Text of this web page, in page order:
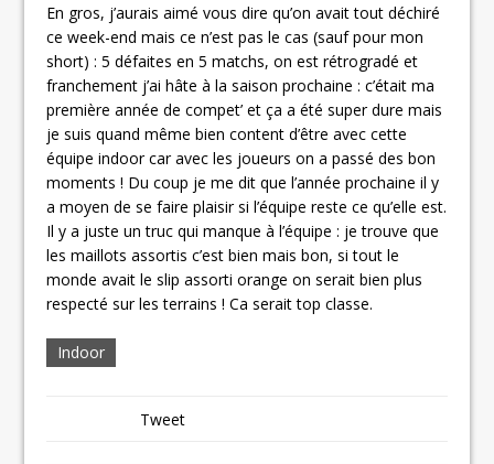
En gros, j’aurais aimé vous dire qu’on avait tout déchiré
ce week-end mais ce n’est pas le cas (sauf pour mon
short) : 5 défaites en 5 matchs, on est rétrogradé et
franchement j’ai hâte à la saison prochaine : c’était ma
première année de compet’ et ça a été super dure mais
je suis quand même bien content d’être avec cette
équipe indoor car avec les joueurs on a passé des bon
moments ! Du coup je me dit que l’année prochaine il y
a moyen de se faire plaisir si l’équipe reste ce qu’elle est.
Il y a juste un truc qui manque à l’équipe : je trouve que
les maillots assortis c’est bien mais bon, si tout le
monde avait le slip assorti orange on serait bien plus
respecté sur les terrains ! Ca serait top classe.
Indoor
Tweet